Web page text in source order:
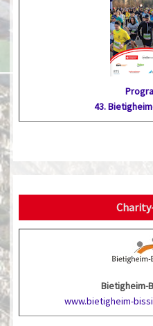
43.
Bietigheim-
www.bietigheim-